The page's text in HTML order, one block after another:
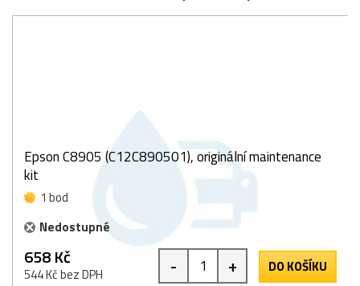
Epson C8905 (C12C890501), originální maintenance
kit
1 bod
Nedostupné
658 Kč
544 Kč bez DPH - + DO KOŠÍKU